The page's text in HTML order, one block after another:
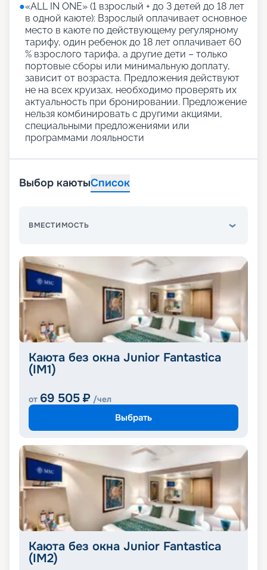
●«АLL IN ONE» (1 взрослый + до 3 детей до 18 лет
в одной каюте): Взрослый оплачивает основное
место в каюте по действующему регулярному
тарифу, один ребенок до 18 лет оплачивает 60
% взрослого тарифа, а другие дети – только
портовые сборы или минимальную доплату,
зависит от возраста. Предложения действуют
не на всех круизах, необходимо проверять их
актуальность при бронировании. Предложение
нельзя комбинировать с другими акциями,
специальными предложениями или
программами лояльности
Выбор каютыСписок
ВМЕСТИМОСТЬ
Каюта без окна Junior Fantastica
(IM1)
от 69 505 ₽ /чел
Выбрать
Каюта без окна Junior Fantastica
(IM2)